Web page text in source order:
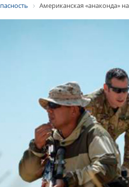
Американская «анаконда»